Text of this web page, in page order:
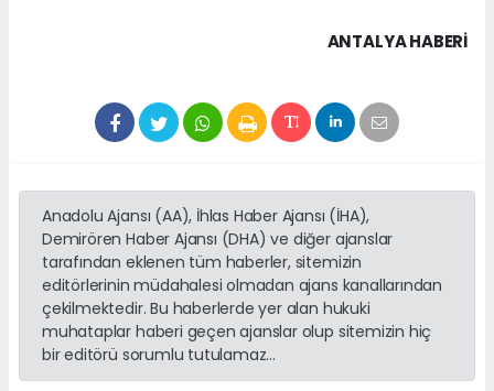
ANTALYA HABERİ
Anadolu Ajansı (AA), İhlas Haber Ajansı (İHA),
Demirören Haber Ajansı (DHA) ve diğer ajanslar
tarafından eklenen tüm haberler, sitemizin
editörlerinin müdahalesi olmadan ajans kanallarından
çekilmektedir. Bu haberlerde yer alan hukuki
muhataplar haberi geçen ajanslar olup sitemizin hiç
bir editörü sorumlu tutulamaz...